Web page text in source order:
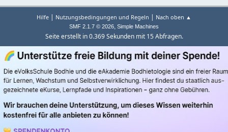
Hilfe | Nutzungsbedingungen und Regeln | Nach oben ▲
SMF 2.1.7 © 2026, Simple Machines
Seite erstellt in 0.369 Sekunden mit 15 Abfragen.